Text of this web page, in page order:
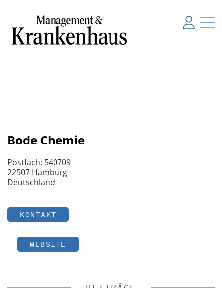
Bode Chemie
Postfach: 540709
22507 Hamburg
Deutschland
KONTAKT
WEBSITE